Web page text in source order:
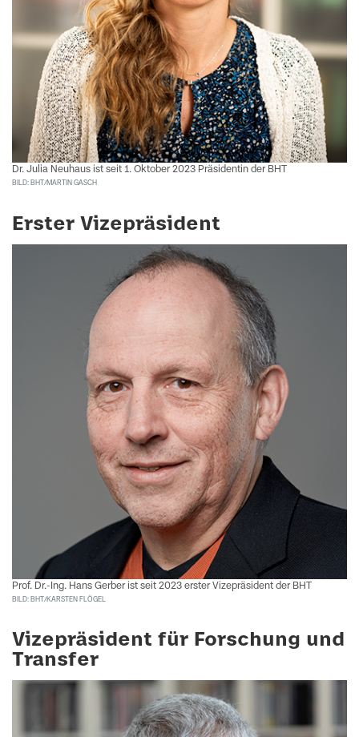
Dr. Julia Neuhaus ist seit 1. Oktober 2023 Präsidentin der BHT
BILD: BHT/MARTIN GASCH
Erster Vizepräsident
Prof. Dr.-Ing. Hans Gerber ist seit 2023 erster Vizepräsident der BHT
BILD: BHT/KARSTEN FLÖGEL
Vizepräsident für Forschung und
Transfer